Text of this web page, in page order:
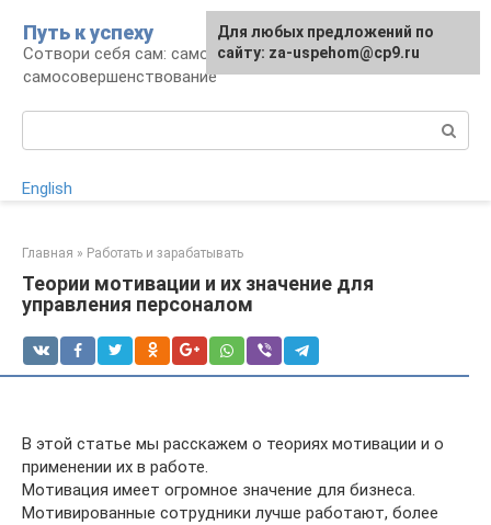
контенту
Путь к успеху
Сотвори себя сам: саморазвитие и
самосовершенствование
English
Главная » Работать и зарабатывать
Теории мотивации и их значение для
управления персоналом
В этой статье мы расскажем о теориях мотивации и о
применении их в работе.
Мотивация имеет огромное значение для бизнеса.
Мотивированные сотрудники лучше работают, более
Для любых предложений по
сайту: za-uspehom@cp9.ru